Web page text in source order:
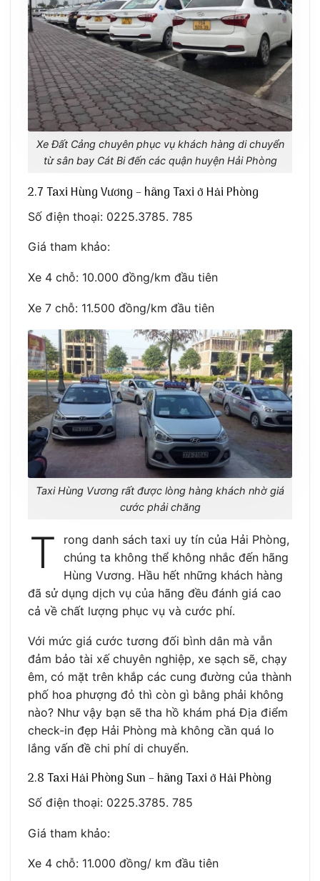
Xe Đất Cảng chuyên phục vụ khách hàng di chuyển
từ sân bay Cát Bi đến các quận huyện Hải Phòng
2.7 Taxi Hùng Vương – hãng Taxi ở Hải Phòng
Số điện thoại: 0225.3785. 785
Giá tham khảo:
Xe 4 chỗ: 10.000 đồng/km đầu tiên
Xe 7 chỗ: 11.500 đồng/km đầu tiên
Taxi Hùng Vương rất được lòng hàng khách nhờ giá
cước phải chăng
T
rong danh sách taxi uy tín của Hải Phòng,
chúng ta không thể không nhắc đến hãng
Hùng Vương. Hầu hết những khách hàng
đã sử dụng dịch vụ của hãng đều đánh giá cao
cả về chất lượng phục vụ và cước phí.
Với mức giá cước tương đối bình dân mà vẫn
đảm bảo tài xế chuyên nghiệp, xe sạch sẽ, chạy
êm, có mặt trên khắp các cung đường của thành
phố hoa phượng đỏ thì còn gì bằng phải không
nào? Như vậy bạn sẽ tha hồ khám phá Địa điểm
check-in đẹp Hải Phòng mà không cần quá lo
lắng vấn đề chi phí di chuyển.
2.8 Taxi Hải Phòng Sun – hãng Taxi ở Hải Phòng
Số điện thoại: 0225.3785. 785
Giá tham khảo:
Xe 4 chỗ: 11.000 đồng/ km đầu tiên